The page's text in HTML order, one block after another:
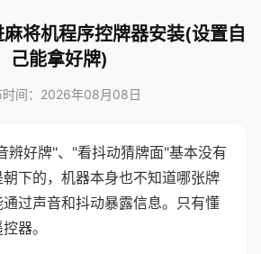
将机程序控牌器安装(设置自
己能拿好牌)
时间：2026年08月08日
辨好牌"、"看抖动猜牌面"基本没有
下的，机器本身也不知道哪张牌
过声音和抖动暴露信息。只有懂
器。